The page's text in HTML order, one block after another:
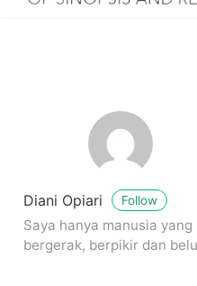
Diani Opiari Follow
Saya hanya manusia
bergerak, berpikir dan